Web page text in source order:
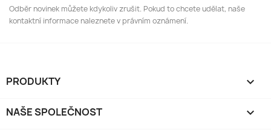
Odběr novinek můžete kdykoliv zrušit. Pokud to chcete udělat, naše
kontaktní informace naleznete v právním oznámení.
PRODUKTY 
NAŠE SPOLEČNOST 